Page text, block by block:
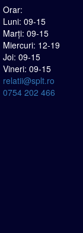
Orar:
Luni: 09-15
Marți: 09-15
Miercuri: 12-19
Joi: 09-15
Vineri: 09-15
relatii@splt.ro
0754 202 466